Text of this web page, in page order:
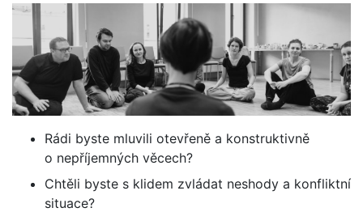
Rádi byste mluvili otevřeně a konstruktivně
o nepříjemných věcech?
Chtěli byste s klidem zvládat neshody a konfliktní
situace?